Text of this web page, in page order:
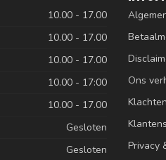
10.00 - 17.00
10.00 - 17.00
10.00 - 17.00
10.00 - 17:00
10.00 - 17.00
Gesloten
Gesloten
Ons
Klachten
Privacy